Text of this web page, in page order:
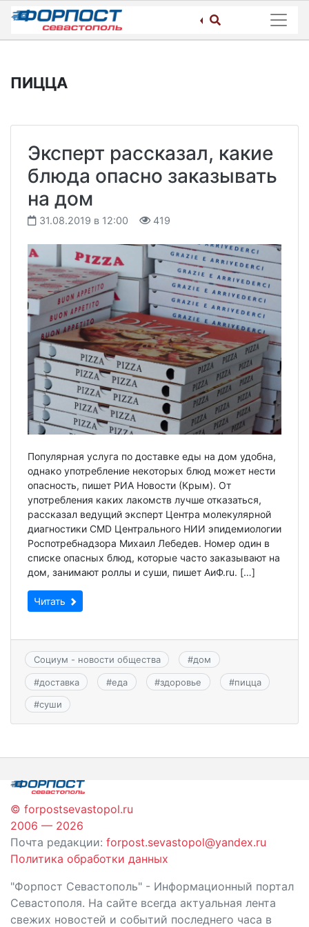
Skip
content
ПИЦЦА
Эксперт рассказал, какие
блюда опасно заказывать
на дом
31.08.2019 в 12:00 419
Популярная услуга по доставке еды на дом удобна,
однако употребление некоторых блюд может нести
опасность, пишет РИА Новости (Крым). От
употребления каких лакомств лучше отказаться,
рассказал ведущий эксперт Центра молекулярной
диагностики CMD Центрального НИИ эпидемиологии
Роспотребнадзора Михаил Лебедев. Номер один в
списке опасных блюд, которые часто заказывают на
дом, занимают роллы и суши, пишет АиФ.ru. […]
Читать
Социум - новости общества #дом
#доставка #еда #здоровье #пицца
#суши
© forpostsevastopol.ru
2006 — 2026
Почта редакции: forpost.sevastopol@yandex.ru
Политика обработки данных
"Форпост Севастополь" - Информационный портал
Севастополя. На сайте всегда актуальная лента
свежих новостей и событий последнего часа в